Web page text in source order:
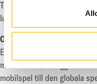
Tel: +46 730 587 608
OM EG7
EG7 är en koncern inom
marknadsför, förlägger och
mobilspel till den globala